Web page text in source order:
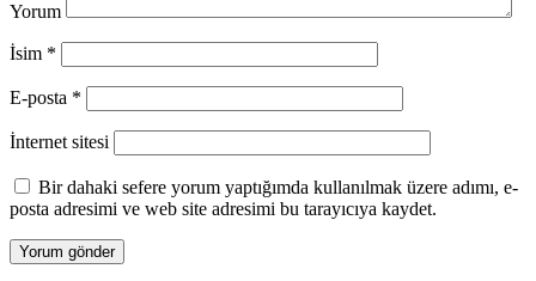
Yorum
İsim *
E-posta *
İnternet sitesi
Bir dahaki sefere yorum yaptığımda kullanılmak üzere adımı, e-
posta adresimi ve web site adresimi bu tarayıcıya kaydet.